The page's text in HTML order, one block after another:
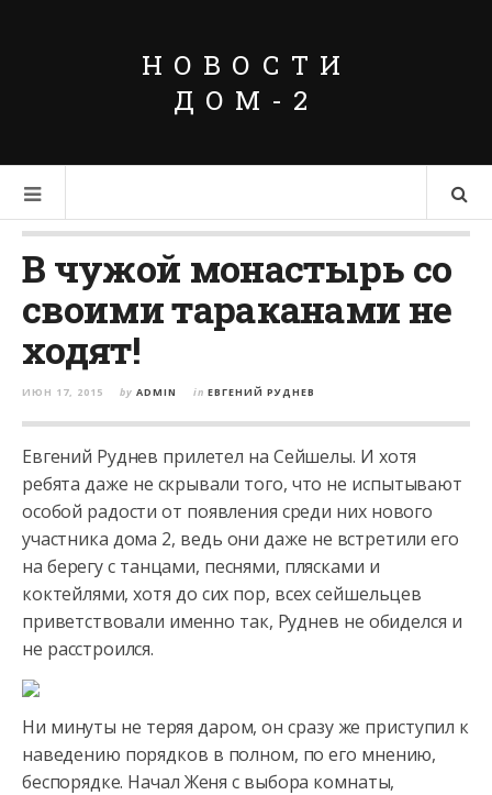
НОВОСТИ
ДОМ-2
В чужой монастырь со
своими тараканами не
ходят!
ИЮН 17, 2015 by ADMIN in ЕВГЕНИЙ РУДНЕВ
Евгений Руднев прилетел на Сейшелы. И хотя
ребята даже не скрывали того, что не испытывают
особой радости от появления среди них нового
участника дома 2, ведь они даже не встретили его
на берегу с танцами, песнями, плясками и
коктейлями, хотя до сих пор, всех сейшельцев
приветствовали именно так, Руднев не обиделся и
не расстроился.
Ни минуты не теряя даром, он сразу же приступил к
наведению порядков в полном, по его мнению,
беспорядке. Начал Женя с выбора комнаты,